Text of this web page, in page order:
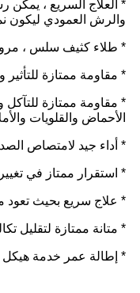
* العلاج السريع ،
والرش العمودي ليكون
* طلاء كثيف سلس ،
* مقاومة ممتازة للتأثير
* مقاومة ممتازة للتآكل
الأحماض والقلويات
* أداء جيد لامتصاص
* استقرار ممتاز في
* علاج سريع بحيث تعود
* متانة ممتازة لتقليل
* إطالة عمر خدمة هيكل